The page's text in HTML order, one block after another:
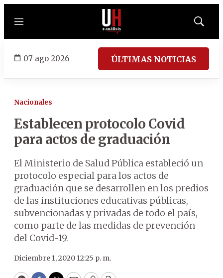
Menú
Mostrar
07 ago 2026 ÚLTIMAS NOTICIAS
Nacionales
Establecen protocolo Covid
para actos de graduación
El Ministerio de Salud Pública estableció un
protocolo especial para los actos de
graduación que se desarrollen en los predios
de las instituciones educativas públicas,
subvencionadas y privadas de todo el país,
como parte de las medidas de prevención
del Covid-19.
Diciembre 1, 2020 12:25 p. m.